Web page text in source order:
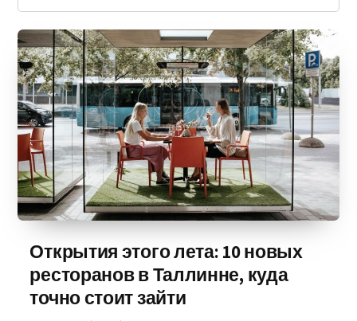
Открытия этого лета: 10 новых
ресторанов в Таллинне, куда
точно стоит зайти